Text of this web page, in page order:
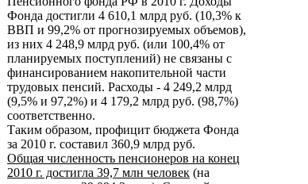
Фонда достигли 4 610,1 млрд руб. (10,3% к
ВВП и 99,2% от прогнозируемых объемов),
из них 4 248,9 млрд руб. (или 100,4% от
планируемых поступлений) не связаны с
финансированием накопительной части
трудовых пенсий. Расходы - 4 249,2 млрд
(9,5% и 97,2%) и 4 179,2 млрд руб. (98,7%)
соответственно.
Таким образом, профицит бюджета Фонда
за 2010 г. составил 360,9 млрд руб.
Общая численность пенсионеров на конец
2010 г. достигла 39,7 млн человек (на